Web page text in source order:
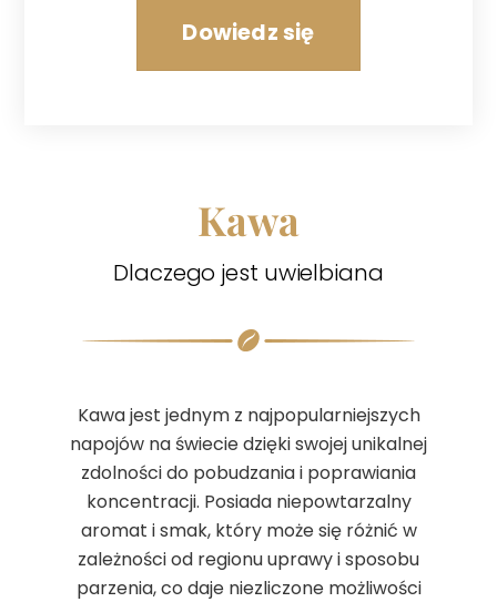
Dowiedz się
Kawa
Dlaczego jest uwielbiana
Kawa jest jednym z najpopularniejszych
napojów na świecie dzięki swojej unikalnej
zdolności do pobudzania i poprawiania
koncentracji. Posiada niepowtarzalny
aromat i smak, który może się różnić w
zależności od regionu uprawy i sposobu
parzenia, co daje niezliczone możliwości